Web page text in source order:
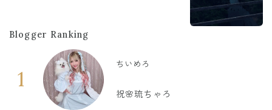
Blogger Ranking
1
ちいめろ
祝🌸琉ちゃろ